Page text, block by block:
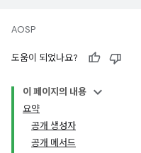
AOSP
도움이 되었나요?
이 페이지의 내용
요약
공개 생성자
공개 메서드